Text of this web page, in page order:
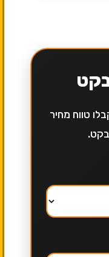
טווח מחיר